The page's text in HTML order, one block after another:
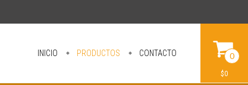
INICIO PRODUCTOS CONTACTO 0
$0